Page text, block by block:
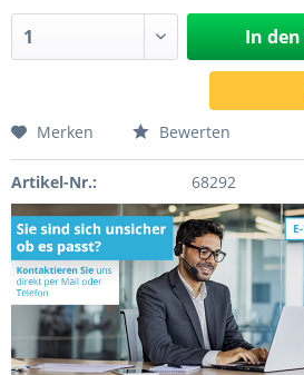
In den
Merken Bewerten
Artikel-Nr.: 68292